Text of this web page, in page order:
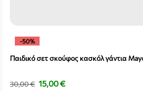
-50%
Παιδικό σετ σκούφος κασκόλ γάντια
30,00€ 15,00€